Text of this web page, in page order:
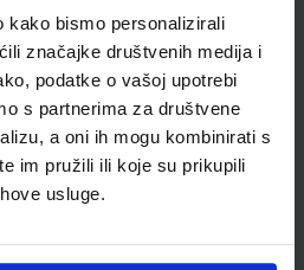
kako bismo personalizirali
značajke društvenih medija i
podatke o vašoj upotrebi
s partnerima za društvene
a oni ih mogu kombinirati s
im pružili ili koje su prikupili
usluge.